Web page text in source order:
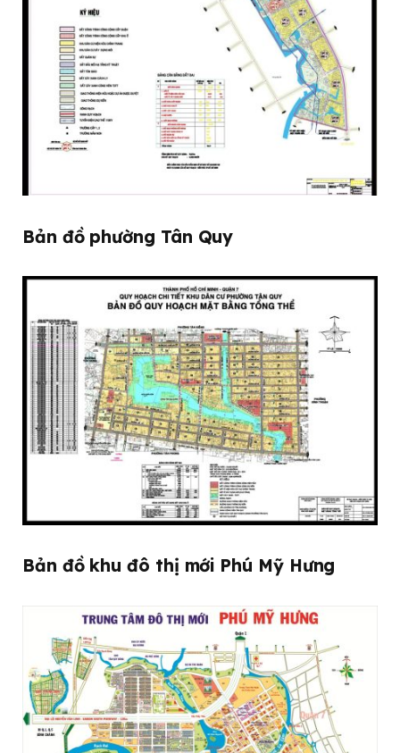
Bản đồ phường Tân Quy
Bản đồ khu đô thị mới Phú Mỹ Hưng